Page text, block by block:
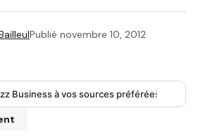
Publié novembre 10, 2012
Business à vos sources préférées